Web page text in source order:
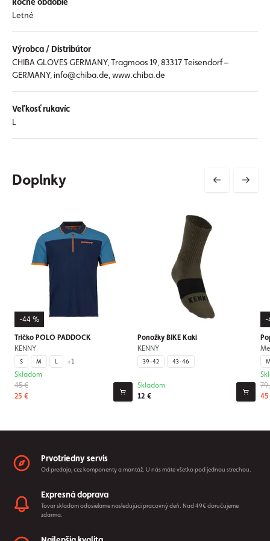
Letné
Výrobca / Distribútor
CHIBA GLOVES GERMANY, Tragmoos 19, 83317 Teisendorf –
GERMANY, info@chiba.de, www.chiba.de
Veľkosť rukavíc
L
Doplnky
-44 %
Tričko POLO PADDOCK
KENNY
S M L +1
45 €
25 €
Skladom
Ponožky BIKE Kaki
KENNY
39-42 43-46
12 €
Skladom
-
45
Prvotriedny servis
Od predaja, cez komponenty a montáž. U nás máte všetko pod jednou strechou.
Expresná doprava
Tovar skladom odosielame nasledujúci pracovný deň. Nad 49€ doručujeme
zdarma.